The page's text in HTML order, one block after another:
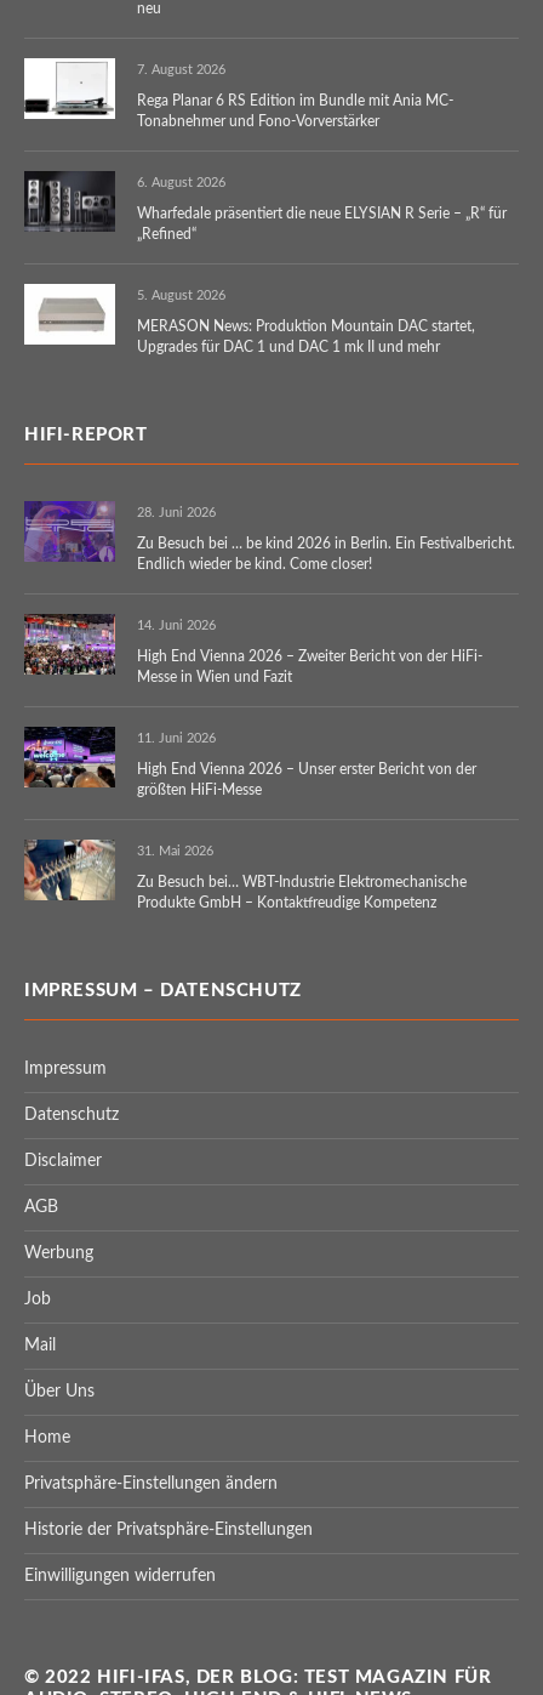
neu
7. August 2026
Rega Planar 6 RS Edition im Bundle mit Ania MC-
Tonabnehmer und Fono-Vorverstärker
6. August 2026
Wharfedale präsentiert die neue ELYSIAN R Serie – „R“ für
„Refined“
5. August 2026
MERASON News: Produktion Mountain DAC startet,
Upgrades für DAC 1 und DAC 1 mk II und mehr
HIFI-REPORT
28. Juni 2026
Zu Besuch bei … be kind 2026 in Berlin. Ein Festivalbericht.
Endlich wieder be kind. Come closer!
14. Juni 2026
High End Vienna 2026 – Zweiter Bericht von der HiFi-
Messe in Wien und Fazit
11. Juni 2026
High End Vienna 2026 – Unser erster Bericht von der
größten HiFi-Messe
31. Mai 2026
Zu Besuch bei… WBT-Industrie Elektromechanische
Produkte GmbH – Kontaktfreudige Kompetenz
IMPRESSUM – DATENSCHUTZ
Impressum
Datenschutz
Disclaimer
AGB
Werbung
Job
Mail
Über Uns
Home
Privatsphäre-Einstellungen ändern
Historie der Privatsphäre-Einstellungen
Einwilligungen widerrufen
© 2022 HIFI-IFAS, DER BLOG: TEST MAGAZIN FÜR